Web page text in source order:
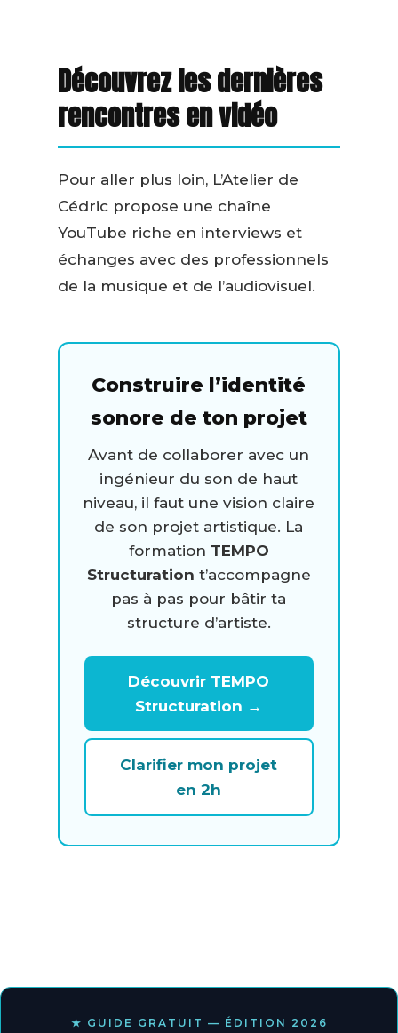
Découvrez les dernières
rencontres en vidéo
Pour aller plus loin, L’Atelier de
Cédric propose une chaîne
YouTube riche en interviews et
échanges avec des professionnels
de la musique et de l’audiovisuel.
Construire l’identité
sonore de ton projet
Avant de collaborer avec un
ingénieur du son de haut
niveau, il faut une vision claire
de son projet artistique. La
formation TEMPO
Structuration t’accompagne
pas à pas pour bâtir ta
structure d’artiste.
Découvrir TEMPO
Structuration →
Clarifier mon projet
en 2h
★ GUIDE GRATUIT — ÉDITION 2026